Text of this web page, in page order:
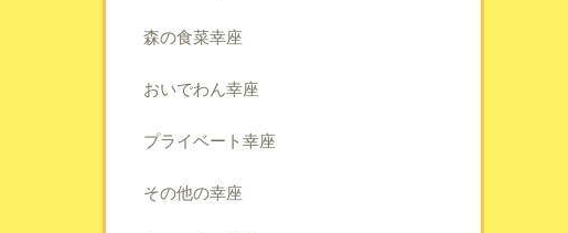
森の食菜幸座
おいでわん幸座
プライベート幸座
その他の幸座